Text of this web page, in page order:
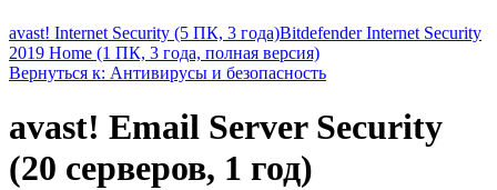
avast! Internet Security (5 ПК, 3 года)Bitdefender Internet Security
2019 Home (1 ПК, 3 года, полная версия)
Вернуться к: Антивирусы и безопасность
avast! Email Server Security
(20 серверов, 1 год)